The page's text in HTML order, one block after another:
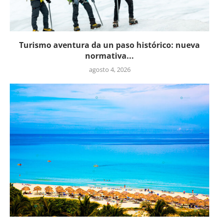
Turismo aventura da un paso histórico: nueva
normativa...
agosto 4, 2026